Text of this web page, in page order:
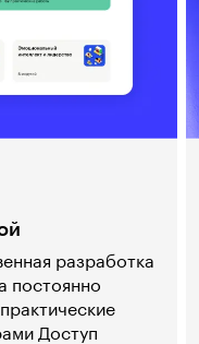
разработка
постоянно
Доступ